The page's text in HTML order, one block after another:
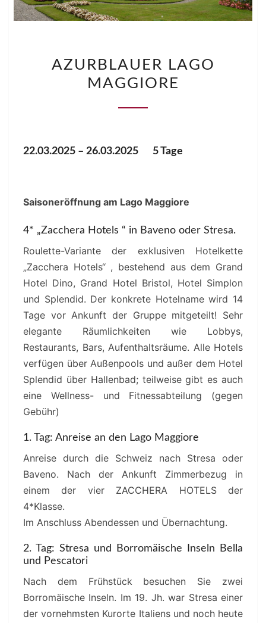
LAGO
MAGGIORE
AZURBLAUER LAGO
MAGGIORE
22.03.2025 – 26.03.2025 5 Tage
Saisoneröffnung am Lago Maggiore
4* „Zacchera Hotels “ in Baveno oder Stresa.
Roulette-Variante der exklusiven Hotelkette
„Zacchera Hotels“ , bestehend aus dem Grand
Hotel Dino, Grand Hotel Bristol, Hotel Simplon
und Splendid. Der konkrete Hotelname wird 14
Tage vor Ankunft der Gruppe mitgeteilt! Sehr
elegante Räumlichkeiten wie Lobbys,
Restaurants, Bars, Aufenthaltsräume. Alle Hotels
verfügen über Außenpools und außer dem Hotel
Splendid über Hallenbad; teilweise gibt es auch
eine Wellness- und Fitnessabteilung (gegen
Gebühr)
1. Tag: Anreise an den Lago Maggiore
Anreise durch die Schweiz nach Stresa oder
Baveno. Nach der Ankunft Zimmerbezug in
einem der vier ZACCHERA HOTELS der
4*Klasse.
Im Anschluss Abendessen und Übernachtung.
2. Tag: Stresa und Borromäische Inseln Bella
und Pescatori
Nach dem Frühstück besuchen Sie zwei
Borromäische Inseln. Im 19. Jh. war Stresa einer
der vornehmsten Kurorte Italiens und noch heute